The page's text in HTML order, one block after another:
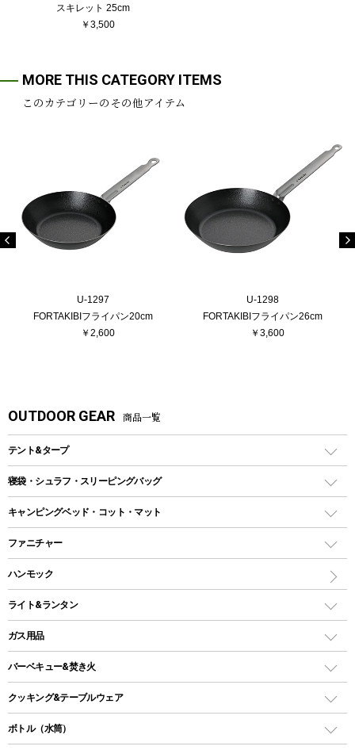
スキレット 25cm
￥3,500
MORE THIS CATEGORY ITEMS
このカテゴリーのその他アイテム
U-1297
FORTAKIBIフライパン20cm
￥2,600
U-1298
FORTAKIBIフライパン26cm
￥3,600
OUTDOOR GEAR 商品一覧
テント&タープ
テント
ツールームテント
ワンポールテント
シェルターテント
ロッジ型・オリジナルテント
タープ
スクエアタープ（レクタタープ）
メッシュタープ
寝袋・シュラフ・スリーピングバッグ
レクタングラー型（封筒型）シュラフ
インナーシュラフ
キャンピングベッド・コット・マット
キャンピングベッド・コット
インフレータブルマット
ファニチャー
アウトドアテーブル
レジャーシート
ハンモック
ライト&ランタン
LEDランタン
オイルランタン
LEDライト
ガス用品
ガスバーナー
ガス缶
バーベキュー&焚き火
バーベキューコンロ、グリル
焚き火台タイプ（ロースタイル）グリル
クッキング&テーブルウェア
ダッチオーブン
ボトル（水筒）